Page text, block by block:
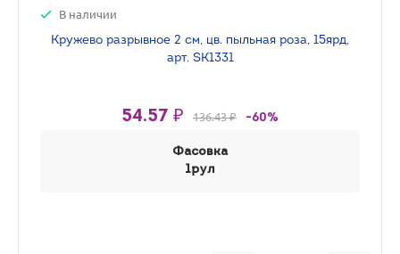
В наличии
Кружево разрывное 2 см, цв. пыльная роза, 15ярд,
арт. SK1331
54.57 ₽ 136.43 ₽ -60%
Фасовка
1рул